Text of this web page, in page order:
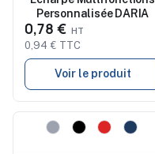
Personnalisée DARIA
0,78 €
0,94 € TTC
Voir le produit
Nouveau